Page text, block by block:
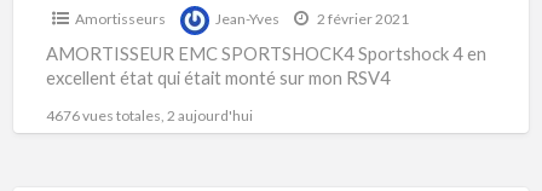
Amortisseurs Jean-Yves 2 février 2021
AMORTISSEUR EMC SPORTSHOCK4 Sportshock 4 en
excellent état qui était monté sur mon RSV4
4676 vues totales, 2 aujourd'hui